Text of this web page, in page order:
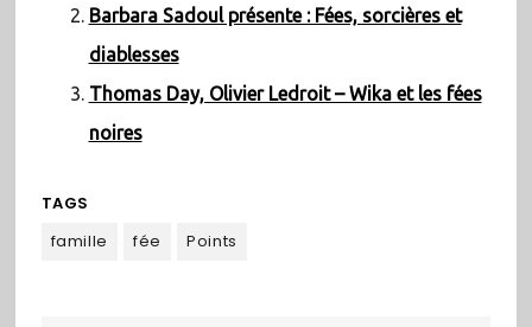
Barbara Sadoul présente : Fées, sorcières et
diablesses
Thomas Day, Olivier Ledroit – Wika et les fées
noires
TAGS
famille
fée Points